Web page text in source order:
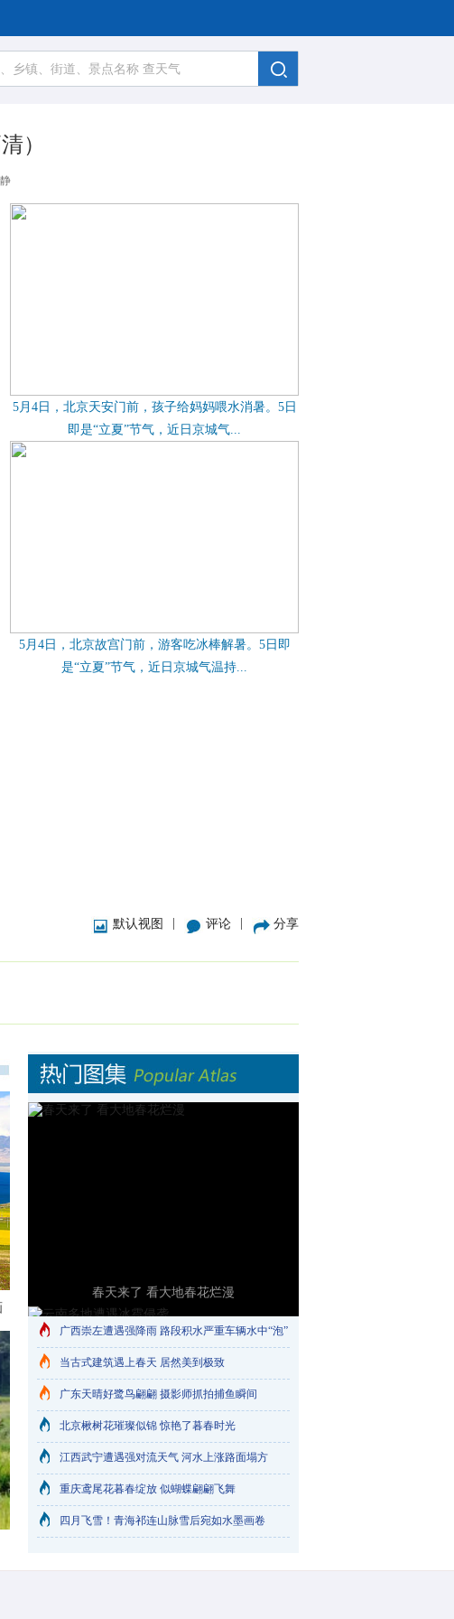
）
5月4日，北京天安门前，孩子给妈妈喂水消暑。5日
即是“立夏”节气，近日京城气...
5月4日，北京故宫门前，游客吃冰棒解暑。5日即
是“立夏”节气，近日京城气温持...
默认视图 评论 分享
春天来了 看大地春花烂漫
云南多地遭遇冰雹侵袭
广西崇左遭遇强降雨 路段积水严重车辆水中“泡”​
当古式建筑遇上春天 居然美到极致
广东天晴好鹭鸟翩翩 摄影师抓拍捕鱼瞬间
北京楸树花璀璨似锦 惊艳了暮春时光
江西武宁遭遇强对流天气 河水上涨路面塌方
重庆鸢尾花暮春绽放 似蝴蝶翩翩飞舞
四月飞雪！青海祁连山脉雪后宛如水墨画卷